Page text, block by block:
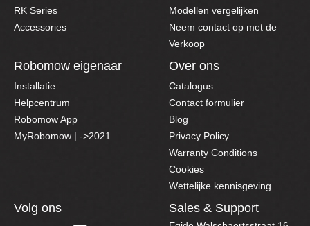
RK Series
Accessories
Modellen vergelijken
Neem contact op met de
Verkoop
Robomow eigenaar
Installatie
Helpcentrum
Robomow App
MyRobomow | ->2021
Over ons
Catalogus
Contact formulier
Blog
Privacy Policy
Warranty Conditions
Cookies
Wettelijke kennisgeving
Volg ons Sales & Support